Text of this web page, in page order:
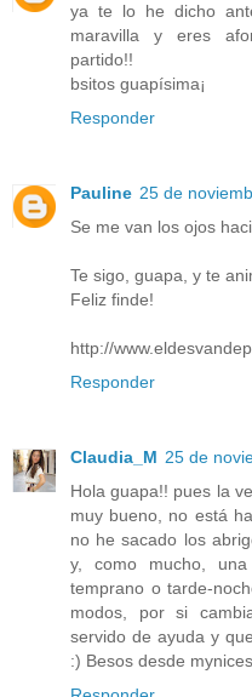
ya te lo he dicho
maravilla y eres
partido!!
bsitos guapísima¡
Responder
Pauline 25 de
Se me van los ojos
Te sigo, guapa, y te
Feliz finde!
http://
Responder
Claudia_M 25 de
Hola guapa!! pues la
muy bueno, no está
no he sacado los
y, como mucho,
temprano o tarde-
modos, por si
servido de ayuda y
:) Besos desde